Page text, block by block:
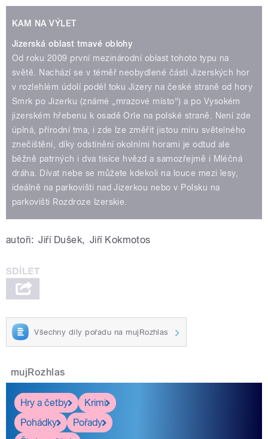
KAM NA VÝLET
Jizerská oblast tmavé oblohy
Od roku 2009 první mezinárodní oblast tohoto typu na
světě. Nachází se v téměř neobydlené části Jizerských hor
v rozlehlém údolí podél toku Jizery na české straně od hory
Smrk po Jizerku (známé „mrazové místo“) a po Vysokém
jizerském hřebenu k osadě Orle na polské straně. Není zde
úplná, přírodní tma, i zde lze změřit jistou míru světelného
znečištění, díky odstínění okolními horami je odtud ale
běžně patrných i dva tisíce hvězd a samozřejmě i Mléčná
dráha. Dívat nebe se můžete kdekoli na louce mezi lesy,
ideálně na parkovišti nad Jizerkou nebo v Polsku na
parkovišti Rozdroze Izerskie.
autoři: Jiří Dušek, Jiří Kokmotos
Všechny díly pořadu na mujRozhlas
mujRozhlas
Hry a četby
Krimi
Pohádky
Pořady